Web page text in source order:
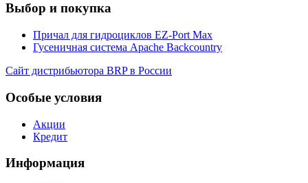
Выбор и покупка
Причал для гидроциклов EZ-Port Max
Гусеничная система Apache Backcountry
Сайт дистрибьютора BRP в России
Особые условия
Акции
Кредит
Информация